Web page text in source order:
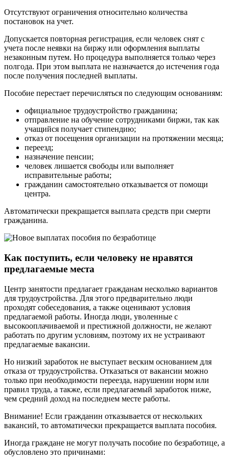
Отсутствуют ограничения относительно количества
постановок на учет.
Допускается повторная регистрация, если человек снят с
учета после неявки на биржу или оформления выплаты
незаконным путем. Но процедура выполняется только через
полгода. При этом выплата не назначается до истечения года
после получения последней выплаты.
Пособие перестает перечисляться по следующим основаниям:
официальное трудоустройство гражданина;
отправление на обучение сотрудниками биржи, так как
учащийся получает стипендию;
отказ от посещения организации на протяжении месяца;
переезд;
назначение пенсии;
человек лишается свободы или выполняет
исправительные работы;
гражданин самостоятельно отказывается от помощи
центра.
Автоматически прекращается выплата средств при смерти
гражданина.
Как поступить, если человеку не нравятся
предлагаемые места
Центр занятости предлагает гражданам несколько вариантов
для трудоустройства. Для этого предварительно люди
проходят собеседования, а также оценивают условия
предлагаемой работы. Иногда люди, уволенные с
высокооплачиваемой и престижной должности, не желают
работать по другим условиям, поэтому их не устраивают
предлагаемые вакансии.
Но низкий заработок не выступает веским основанием для
отказа от трудоустройства. Отказаться от вакансии можно
только при необходимости переезда, нарушении норм или
правил труда, а также, если предлагаемый заработок ниже,
чем средний доход на последнем месте работы.
Внимание! Если гражданин отказывается от нескольких
вакансий, то автоматически прекращается выплата пособия.
Иногда граждане не могут получать пособие по безработице, а
обусловлено это причинами: